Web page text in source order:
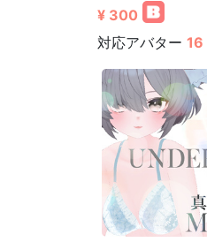
¥ 300
対応アバター 16